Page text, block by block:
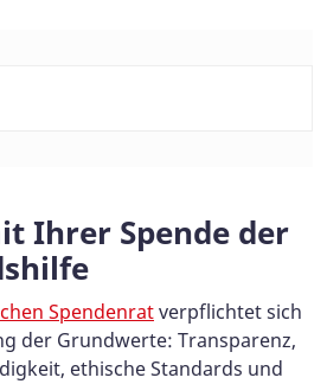
Ihrer Spende der
Spendenratverpflichtet sich
der Grundwerte: Transparenz,
ethische Standards und